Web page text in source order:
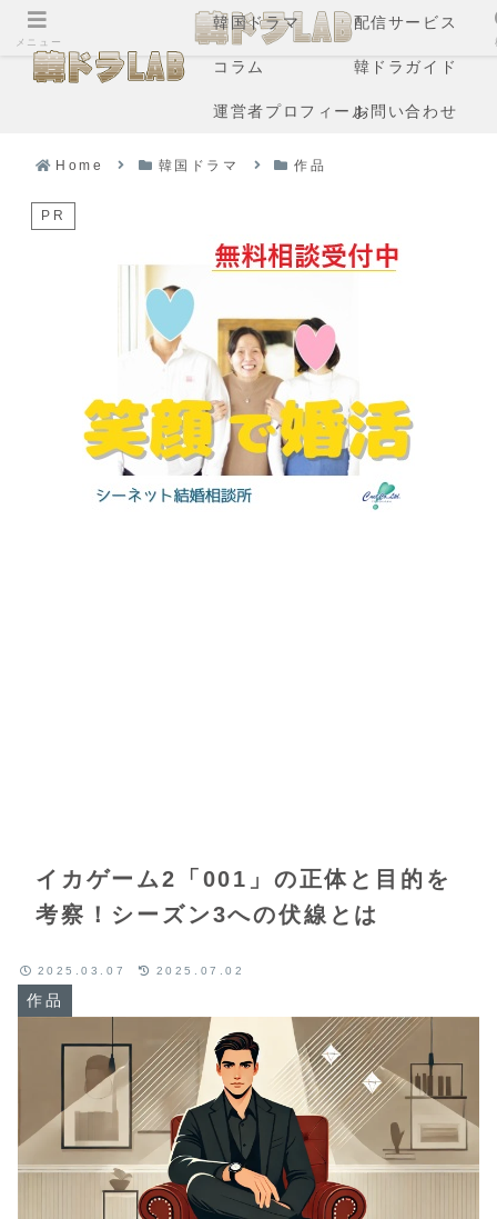
韓国ドラマ 配信サービス
コラム 韓ドラガイド
運営者プロフィールお問い合わせ
Home 韓国ドラマ 作品
PR
イカゲーム2「001」の正体と目的を
考察！シーズン3への伏線とは
作品
2025.03.07 2025.07.02
メニュー